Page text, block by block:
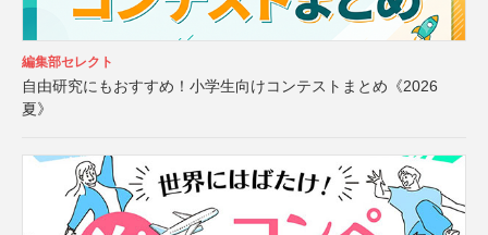
編集部セレクト
自由研究にもおすすめ！小学生向けコンテストまとめ《2026
夏》